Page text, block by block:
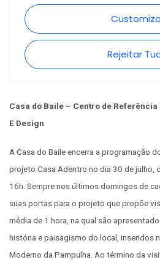
Casa do Baile – Centro de
E Design
A Casa do Baile encerra a programação
projeto Casa Adentro no dia 30 de julho,
16h. Sempre nos últimos domingos de
suas portas para o projeto que propõe
média de 1 hora, na qual são
história e paisagismo do local, inseridos
Moderno da Pampulha. Ao término da